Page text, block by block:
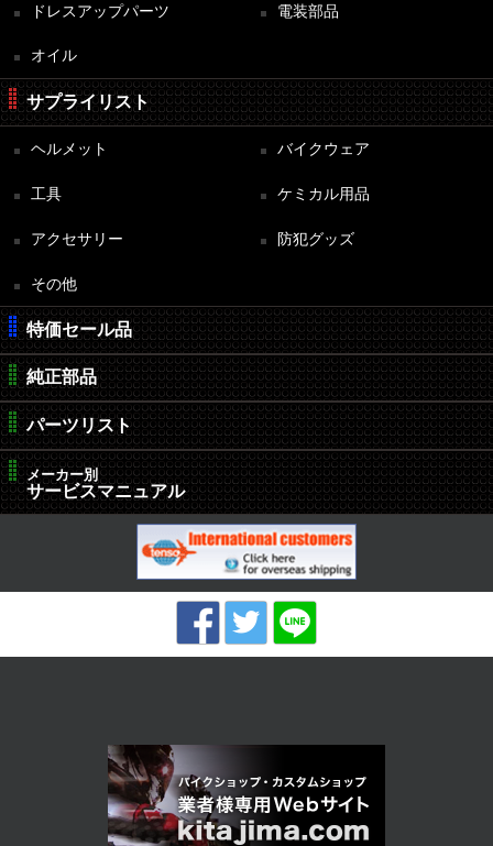
ドレスアップパーツ 電装部品
オイル
サプライリスト
ヘルメット バイクウェア
工具 ケミカル用品
アクセサリー 防犯グッズ
その他
特価セール品
純正部品
パーツリスト
メーカー別
サービスマニュアル